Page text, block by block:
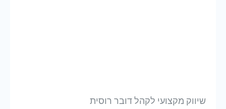
שיווק מקצועי לקהל דובר רוסית